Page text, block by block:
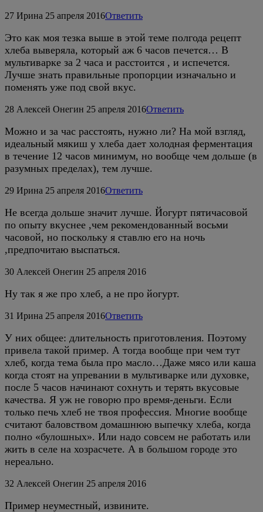
27 Ирина 25 апреля 2016Ответить
Это как моя тезка выше в этой теме полгода рецепт
хлеба выверяла, который аж 6 часов печется… В
мультиварке за 2 часа и расстоится , и испечется.
Лучше знать правильные пропорции изначально и
поменять уже под свой вкус.
28 Алексей Онегин 25 апреля 2016Ответить
Можно и за час расстоять, нужно ли? На мой взгляд,
идеальный мякиш у хлеба дает холодная ферментация
в течение 12 часов минимум, но вообще чем дольше (в
разумных пределах), тем лучше.
29 Ирина 25 апреля 2016Ответить
Не всегда дольше значит лучше. Йогурт пятичасовой
по опыту вкуснее ,чем рекомендованный восьми
часовой, но поскольку я ставлю его на ночь
,предпочитаю выспаться.
30 Алексей Онегин 25 апреля 2016
Ну так я же про хлеб, а не про йогурт.
31 Ирина 25 апреля 2016Ответить
У них общее: длительность приготовления. Поэтому
привела такой пример. А тогда вообще при чем тут
хлеб, когда тема была про масло…Даже мясо или каша
когда стоят на упревании в мультиварке или духовке,
после 5 часов начинают сохнуть и терять вкусовые
качества. Я уж не говорю про время-деньги. Если
только печь хлеб не твоя профессия. Многие вообще
считают баловством домашнюю выпечку хлеба, когда
полно «булошных». Или надо совсем не работать или
жить в селе на хозрасчете. А в большом городе это
нереально.
32 Алексей Онегин 25 апреля 2016
Пример неуместный, извините.